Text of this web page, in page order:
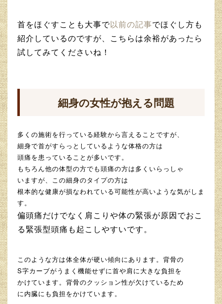
首をほぐすことも大事で以前の記事でほぐし方も
紹介しているのですが、こちらは余裕があったら
試してみてくださいね！
細身の女性が抱える問題
多くの施術を行っている経験から言えることですが、
細身で首がすらっとしているような体格の方は
頭痛を患っていることが多いです。
もちろん他の体型の方でも頭痛の方は多くいらっしゃ
いますが、この細身のタイプの方は
根本的な健康が損なわれている可能性が高いような気がしま
す。
偏頭痛だけでなく肩こりや体の緊張が原因でおこ
る緊張型頭痛も起こしやすいです。
このような方は体全体が硬い傾向にあります。背骨の
S字カーブがうまく機能せずに首や肩に大きな負担を
かけています。背骨のクッション性が欠けているため
に内臓にも負担をかけています。